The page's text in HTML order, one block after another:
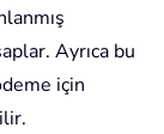
Ayrıca bu
için